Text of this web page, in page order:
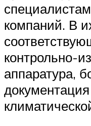
компаний. В
контрольно-
аппаратура,